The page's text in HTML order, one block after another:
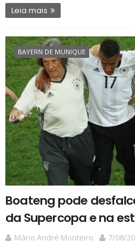
Leia mais
BAYERN DE MUNIQUE
Boateng pode
da Supercopa e na
Mário André Monteiro
7/08/